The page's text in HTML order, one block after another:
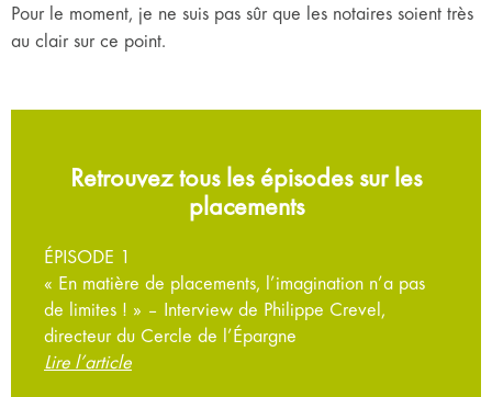
Pour le moment, je ne suis pas sûr que les notaires soient très
au clair sur ce point.
Retrouvez tous les épisodes sur les
placements
ÉPISODE 1
« En matière de placements, l’imagination n’a pas
de limites ! » – Interview de Philippe Crevel,
directeur du Cercle de l’Épargne
Lire l’article